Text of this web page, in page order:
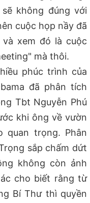
không đúng với
cuộc họp nầy đã
và xem đó là cuộc
mà thôi.
phúc trình của
đã phân tích
Tbt Nguyễn Phú
khi ông về vườn
quan trọng. Phân
sắp chấm dứt
không còn ảnh
cho biết rằng từ
Bí Thư thì quyền